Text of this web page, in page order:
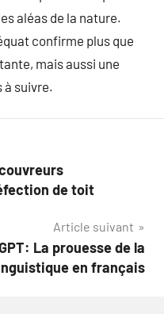
aléas de la nature.
confirme plus que
mais aussi une
à suivre.
de toit
Article suivant
La prouesse de la
en français